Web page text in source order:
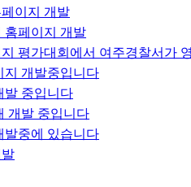
이지 개발
홈페이지 개발
평가대회에서 여주경찰서가
지 개발중입니다
발 중입니다
개발 중입니다
발중에 있습니다